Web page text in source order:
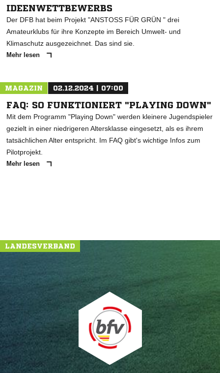
NACHRICHT SENDEN
* Pflichtfelder
IDEENWETTBEWERBS
Der DFB hat beim Projekt "ANSTOSS FÜR GRÜN " drei
Amateurklubs für ihre Konzepte im Bereich Umwelt- und
Klimaschutz ausgezeichnet. Das sind sie.
Mehr lesen
MAGAZIN 02.12.2024 | 07:00
FAQ: SO FUNKTIONIERT "PLAYING DOWN"
Mit dem Programm "Playing Down" werden kleinere Jugendspieler
gezielt in einer niedrigeren Altersklasse eingesetzt, als es ihrem
tatsächlichen Alter entspricht. Im FAQ gibt's wichtige Infos zum
Pilotprojekt.
Mehr lesen
LANDESVERBAND